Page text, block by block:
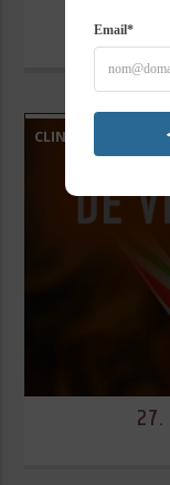
CLINS D’OEIL DE
27.
Email*